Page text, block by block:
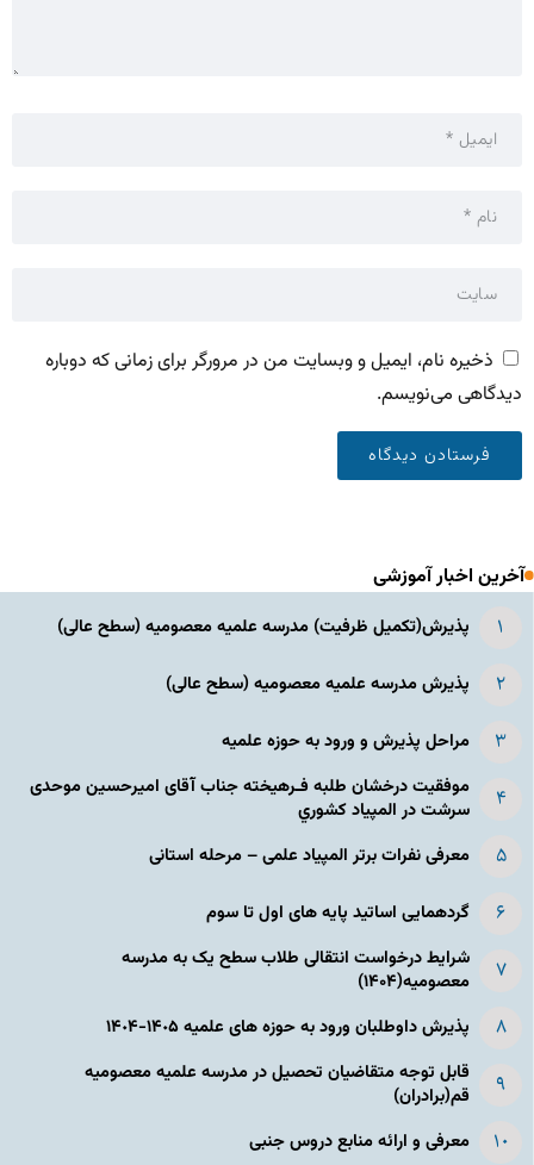
ذخیره نام، ایمیل و وبسایت من در مرورگر برای زمانی که دوباره
دیدگاهی می‌نویسم.
آخرین اخبار آموزشی
پذیرش(تکمیل ظرفیت) مدرسه علمیه معصومیه‌ (سطح عالی)
پذیرش مدرسه علمیه معصومیه‌ (سطح عالی)
مراحل پذیرش و ورود به حوزه علمیه
موفقیت درخشان طلبه فـرهیخته جناب آقای امیرحسین موحدی
سرشت در المپياد كشوري
معرفی نفرات برتر المپیاد علمی – مرحله استانی
گردهمایی اساتید پایه های اول تا سوم
شرایط درخواست انتقالی طلاب سطح یک به مدرسه
معصومیه(۱۴۰۴)
پذیرش داوطلبان ورود به حوزه های علمیه ١۴٠۵-١۴٠۴
قابل توجه متقاضیان تحصیل در مدرسه علمیه معصومیه
قم(برادران)
معرفی و ارائه منابع دروس جنبی